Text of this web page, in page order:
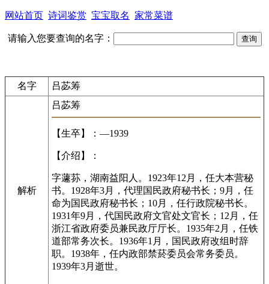
网站首页 诗词鉴赏 宝宝取名 家常菜谱
请输入您要查询的名字：
名字 吕苾筹
解析
吕苾筹
【生卒】：—1939
【介绍】：
字蘧荪，湖南益阳人。1923年12月，任大本营秘
书。1928年3月，代理国民政府秘书长；9月，任
命为国民政府秘书长；10月，任行政院秘书长。
1931年9月，代国民政府文官处文官长；12月，任
浙江省政府委员兼民政厅厅长。1935年2月，任铁
道部常务次长。1936年1月，国民政府改组时辞
职。1938年，任内政部禁菸委员会常务委员。
1939年3月逝世。